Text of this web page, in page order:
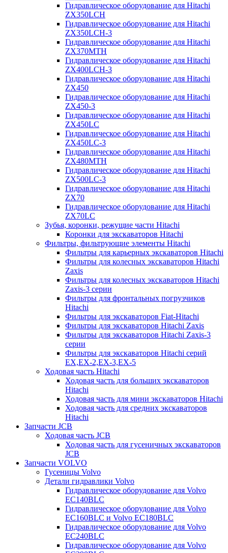
Гидравлическое оборудование для Hitachi
ZX350LCH
Гидравлическое оборудование для Hitachi
ZX350LCH-3
Гидравлическое оборудование для Hitachi
ZX370MTH
Гидравлическое оборудование для Hitachi
ZX400LCH-3
Гидравлическое оборудование для Hitachi
ZX450
Гидравлическое оборудование для Hitachi
ZX450-3
Гидравлическое оборудование для Hitachi
ZX450LC
Гидравлическое оборудование для Hitachi
ZX450LC-3
Гидравлическое оборудование для Hitachi
ZX480MTH
Гидравлическое оборудование для Hitachi
ZX500LC-3
Гидравлическое оборудование для Hitachi
ZX70
Гидравлическое оборудование для Hitachi
ZX70LC
Зубья, коронки, режущие части Hitachi
Коронки для экскаваторов Hitachi
Фильтры, фильтрующие элементы Hitachi
Фильтры для карьерных экскаваторов Hitachi
Фильтры для колесных экскаваторов Hitachi
Zaxis
Фильтры для колесных экскаваторов Hitachi
Zaxis-3 серии
Фильтры для фронтальных погрузчиков
Hitachi
Фильтры для экскаваторов Fiat-Hitachi
Фильтры для экскаваторов Hitachi Zaxis
Фильтры для экскаваторов Hitachi Zaxis-3
серии
Фильтры для экскаваторов Hitachi серий
EX,EX-2,EX-3,EX-5
Ходовая часть Hitachi
Ходовая часть для больших экскаваторов
Hitachi
Ходовая часть для мини экскаваторов Hitachi
Ходовая часть для средних экскаваторов
Hitachi
Запчасти JCB
Ходовая часть JCB
Ходовая часть для гусеничных экскаваторов
JCB
Запчасти VOLVO
Гусеницы Volvo
Детали гидравлики Volvo
Гидравлическое оборудование для Volvo
EC140BLC
Гидравлическое оборудование для Volvo
EC160BLC и Volvo EC180BLC
Гидравлическое оборудование для Volvo
EC240BLC
Гидравлическое оборудование для Volvo